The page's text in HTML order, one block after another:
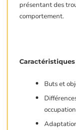
présentant des
comportement.
Buts et